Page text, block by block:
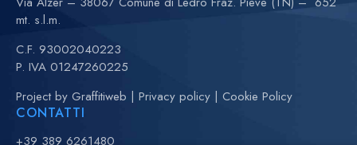
mt. s.l.m.
C.F. 93002040223
P. IVA 01247260225
Project by Graffitiweb | Privacy policy | Cookie Policy
CONTATTI
+39 389 6261480